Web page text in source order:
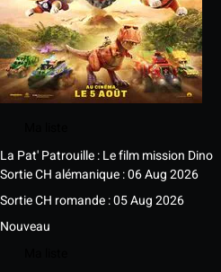
La Pat' Patrouille : Le film mission Dino
Sortie CH alémanique : 06 Aug 2026
Sortie CH romande : 05 Aug 2026
Nouveau